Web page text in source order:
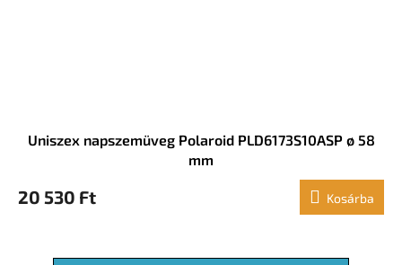
Uniszex napszemüveg Polaroid PLD6173S10ASP ø 58
mm
20 530 Ft Kosárba